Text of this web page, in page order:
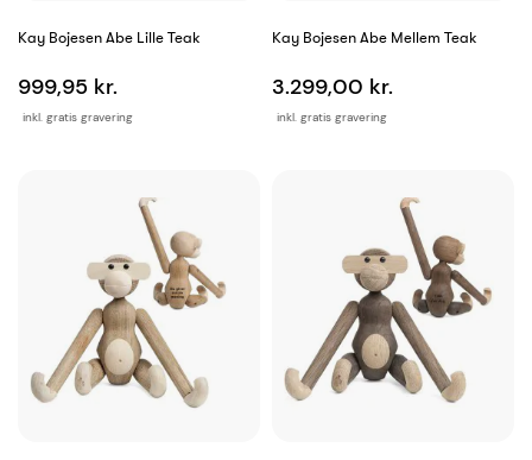
Kay Bojesen Abe Lille Teak
inkl. gratis gravering
999,95 kr.
Kay Bojesen Abe Mellem Teak
inkl. gratis gravering
3.299,00 kr.